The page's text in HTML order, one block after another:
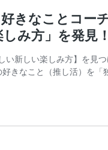
好きなことコ
み方」を発見
い新しい楽しみ方】を見
好きなこと（推し活）を